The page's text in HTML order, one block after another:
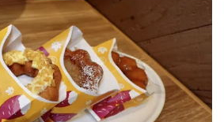
をキャラメリゼしてシュガーを
なか斬新なドーナツでブリュレ